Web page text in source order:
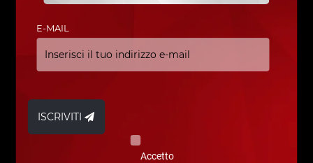
E-MAIL
ISCRIVITI
Accetto